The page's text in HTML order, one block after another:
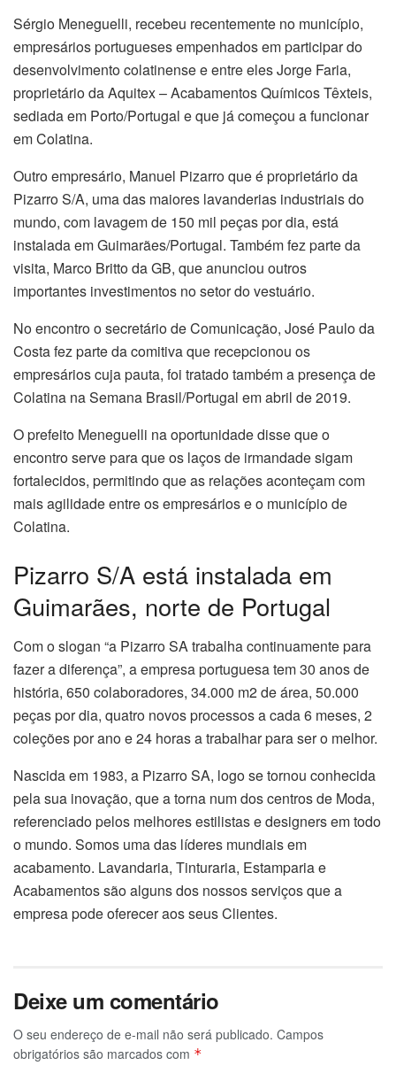
Sérgio Meneguelli, recebeu recentemente no município,
empresários portugueses empenhados em participar do
desenvolvimento colatinense e entre eles Jorge Faria,
proprietário da Aquitex – Acabamentos Químicos Têxteis,
sediada em Porto/Portugal e que já começou a funcionar
em Colatina.
Outro empresário, Manuel Pizarro que é proprietário da
Pizarro S/A, uma das maiores lavanderias industriais do
mundo, com lavagem de 150 mil peças por dia, está
instalada em Guimarães/Portugal. Também fez parte da
visita, Marco Britto da GB, que anunciou outros
importantes investimentos no setor do vestuário.
No encontro o secretário de Comunicação, José Paulo da
Costa fez parte da comitiva que recepcionou os
empresários cuja pauta, foi tratado também a presença de
Colatina na Semana Brasil/Portugal em abril de 2019.
O prefeito Meneguelli na oportunidade disse que o
encontro serve para que os laços de irmandade sigam
fortalecidos, permitindo que as relações aconteçam com
mais agilidade entre os empresários e o município de
Colatina.
Pizarro S/A está instalada em
Guimarães, norte de Portugal
Com o slogan “a Pizarro SA trabalha continuamente para
fazer a diferença”, a empresa portuguesa tem 30 anos de
história, 650 colaboradores, 34.000 m2 de área, 50.000
peças por dia, quatro novos processos a cada 6 meses, 2
coleções por ano e 24 horas a trabalhar para ser o melhor.
Nascida em 1983, a Pizarro SA, logo se tornou conhecida
pela sua inovação, que a torna num dos centros de Moda,
referenciado pelos melhores estilistas e designers em todo
o mundo. Somos uma das líderes mundiais em
acabamento. Lavandaria, Tinturaria, Estamparia e
Acabamentos são alguns dos nossos serviços que a
empresa pode oferecer aos seus Clientes.
Deixe um comentário
O seu endereço de e-mail não será publicado. Campos
obrigatórios são marcados com *